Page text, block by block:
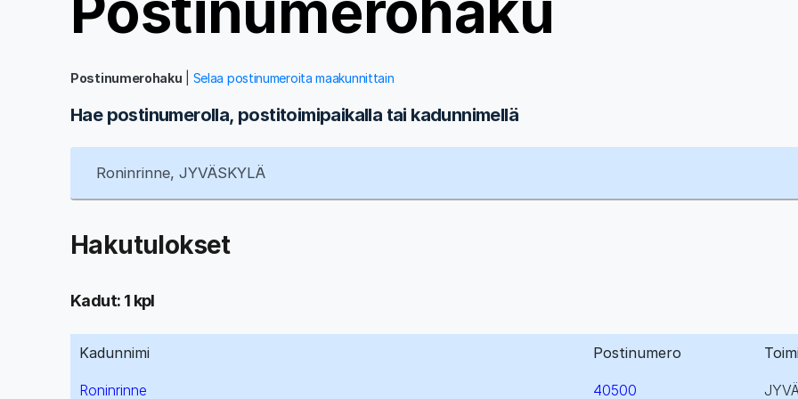
Postinumerohaku Selaa postinumeroita maakunnittain
Hae postinumerolla, postitoimipaikalla tai kadunnimellä
Hakutulokset
Kadut: 1 kpl
Kadunnimi Postinumero
Roninrinne 40500